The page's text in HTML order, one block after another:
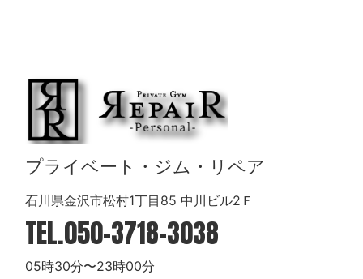
プライベート・ジム・リペア
石川県金沢市松村1丁目85 中川ビル2Ｆ
TEL.050-3718-3038
05時30分〜23時00分